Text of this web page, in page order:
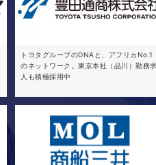
トヨタグループのDNAと、アフリカNo.1
のネットワーク。東京本社（品川）勤務
人も積極採用中